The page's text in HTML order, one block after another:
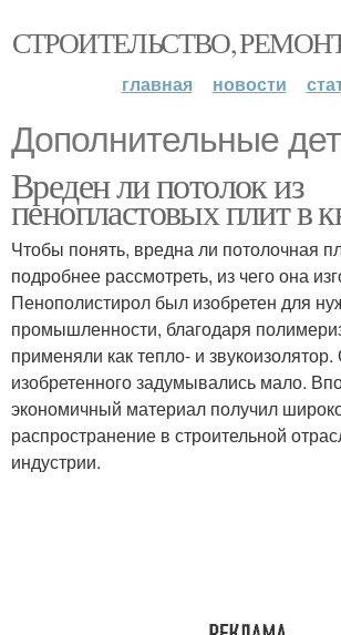
СТРОИТЕЛЬСТВО,
главная новости
Дополнительные
Вреден ли потолок из
пенопластовых плит в
Чтобы понять, вредна ли потолочная
подробнее рассмотреть, из чего она
Пенополистирол был изобретен для
промышленности, благодаря
применяли как тепло- и
изобретенного задумывались мало.
экономичный материал получил
распространение в строительной
индустрии.